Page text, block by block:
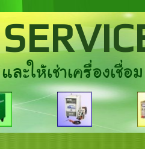
ะให้เช่าเครื่องเชื่